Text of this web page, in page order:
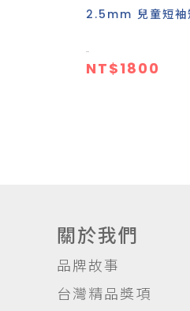
2.5mm 兒童短袖
NT$1800
關於我們
品牌故事
台灣精品獎項